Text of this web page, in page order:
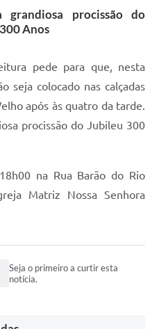
grandiosa procissão do
Anos
pede para que, nesta
seja colocado nas calçadas
após às quatro da tarde.
procissão do Jubileu 300
na Rua Barão do Rio
Matriz Nossa Senhora
Seja o primeiro a curtir esta
notícia.